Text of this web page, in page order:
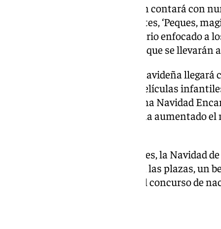
La zona de Extramuros también contará con
a albergar la carpa de Ana Orantes, ‘Peques,
actividades y espectáculos a diario enfocado a
actividades de otros programas que se llevarán
El broche de oro a la campaña navideña
de cine y carrozas basadas en películas
‘Frozen’, ‘La Bella y la Bestia’, ‘Una Navidad
entre otras. En esta edición se ha aumentado
Más allá de estos grandes bloques, la Navidad
actividades como villancicos en las plazas, un
Mercado Central de Abastos o el concurso de